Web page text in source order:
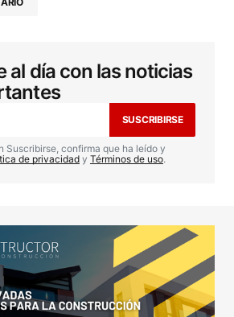
correo electrónico no será
campos obligatorios están
*
al día con las noticias
SUSCRIBIRSE
Suscribirse, confirma que ha leído y
de privacidad y Términos de uso.